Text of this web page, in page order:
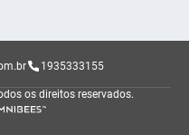
1935333155
os direitos reservados.